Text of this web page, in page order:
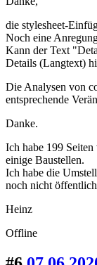
die stylesheet-
Noch eine
Kann der Text
Details (Langtext)
Die Analysen von
entsprechende
Danke.
Ich habe 199
einige Baustellen.
Ich habe die
noch nicht
Heinz
Offline